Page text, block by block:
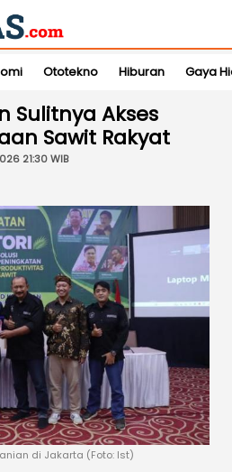
Ototekno Hiburan Gaya
Sulitnya Akses
Sawit Rakyat
21:30 WIB
di Jakarta (Foto: Ist)